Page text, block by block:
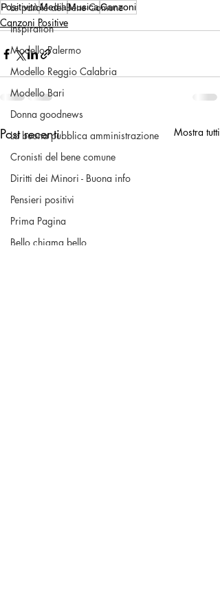
Le parole del Bene Comune
Inspiration
Modello Palermo
Modello Reggio Calabria
Modello Bari
Donna goodnews
La buona pubblica amministrazione
Cronisti del bene comune
Diritti dei Minori - Buona info
Pensieri positivi
Prima Pagina
Bello chiama bello
PositivitàMediaMusicaCanzoni
Canzoni Positive
Post recenti Mostra tutti